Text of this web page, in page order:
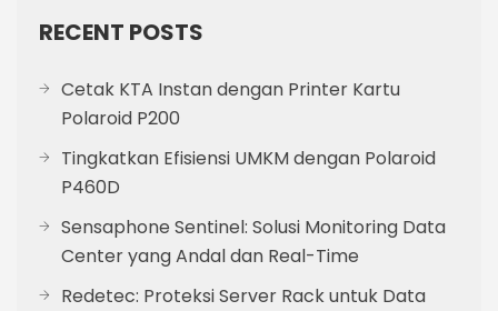
RECENT POSTS
Cetak KTA Instan dengan Printer Kartu
Polaroid P200
Tingkatkan Efisiensi UMKM dengan Polaroid
P460D
Sensaphone Sentinel: Solusi Monitoring Data
Center yang Andal dan Real-Time
Redetec: Proteksi Server Rack untuk Data